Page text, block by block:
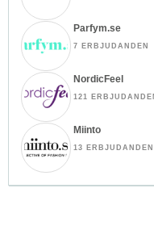
Parfym.se
7 ERBJUDANDEN
NordicFeel
121
Miinto
13 ERBJUDANDEN